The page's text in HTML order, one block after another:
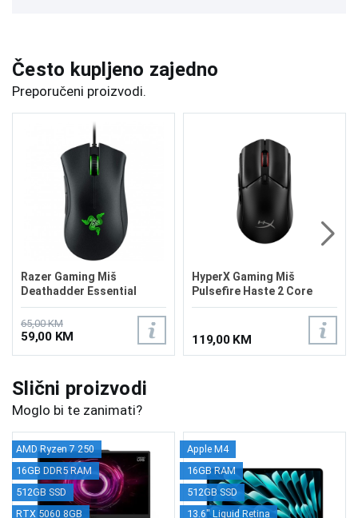
Često kupljeno zajedno
Preporučeni proizvodi.
Razer Gaming Miš
Deathadder Essential
65,00 KM
59,00 KM
HyperX Gaming Miš
Pulsefire Haste 2 Core
Wireless 8R2E6AA
119,00 KM
Slični proizvodi
Moglo bi te zanimati?
AMD Ryzen 7 250
16GB DDR5 RAM
512GB SSD
RTX 5060 8GB
Apple M4
16GB RAM
512GB SSD
13.6" Liquid Retina